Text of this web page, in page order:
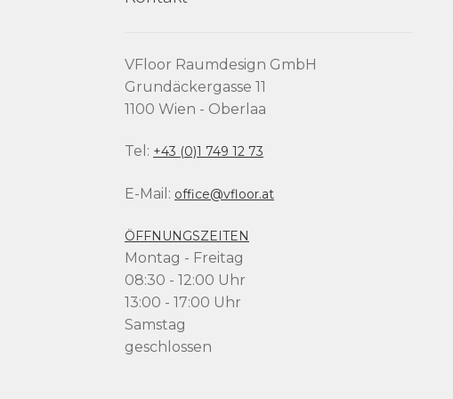
VFloor Raumdesign GmbH
Grundäckergasse 11
1100 Wien - Oberlaa
Tel: +43 (0)1 749 12 73
E-Mail: office@vfloor.at
ÖFFNUNGSZEITEN
Montag - Freitag
08:30 - 12:00 Uhr
13:00 - 17:00 Uhr
Samstag
geschlossen